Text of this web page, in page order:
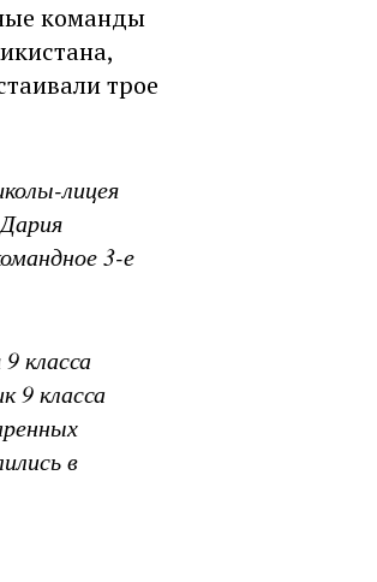
команды
трое
лицея
3-е
класса
9 класса
в